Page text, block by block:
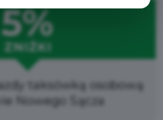
5%
ZNIŻKI
taksówką osobową
Nowego Sącza